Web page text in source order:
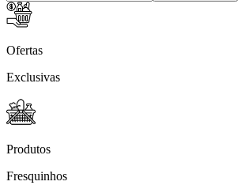
Ofertas
Exclusivas
Produtos
Fresquinhos